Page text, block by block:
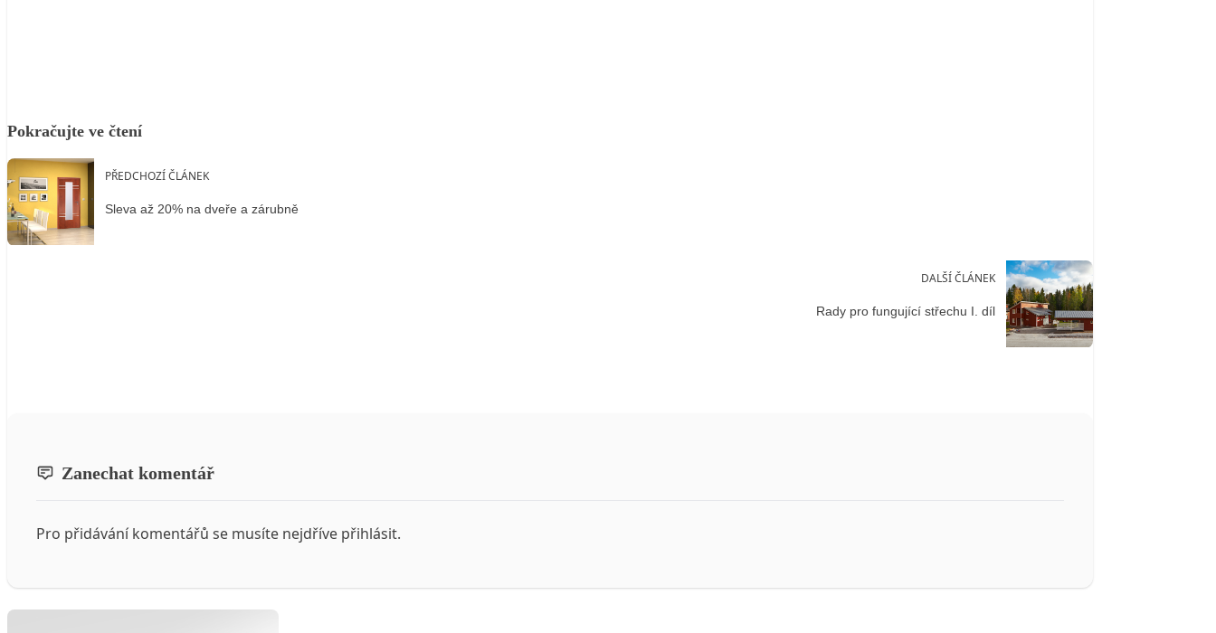
Pokračujte ve čtení
PŘEDCHOZÍ ČLÁNEK
Sleva až 20% na dveře a zárubně
DALŠÍ ČLÁNEK
Rady pro fungující střechu I. díl
Zanechat komentář
Pro přidávání komentářů se musíte nejdříve přihlásit.